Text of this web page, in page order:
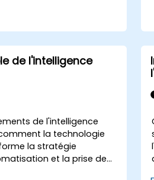
semi-supervisé à des
des données
musique, de texte et
le potentiel des
et packages
de l'intelligence
de l'intelligence
la technologie
la stratégie
et la prise de